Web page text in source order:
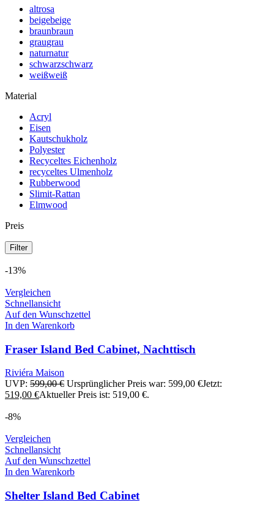
altrosa
beigebeige
braunbraun
graugrau
naturnatur
schwarzschwarz
weißweiß
Material
Acryl
Eisen
Kautschukholz
Polyester
Recyceltes Eichenholz
recyceltes Ulmenholz
Rubberwood
Slimit-Rattan
Elmwood
Preis
Filter
-13%
Vergleichen
Schnellansicht
Auf den Wunschzettel
In den Warenkorb
Fraser Island Bed Cabinet, Nachttisch
Riviéra Maison
UVP: 599,00€ Ursprünglicher Preis war: 599,00 €Jetzt:
519,00 €Aktueller Preis ist: 519,00 €.
-8%
Vergleichen
Schnellansicht
Auf den Wunschzettel
In den Warenkorb
Shelter Island Bed Cabinet